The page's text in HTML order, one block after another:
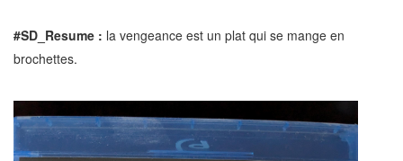
#SD_Resume : la vengeance est un plat qui se mange en
brochettes.